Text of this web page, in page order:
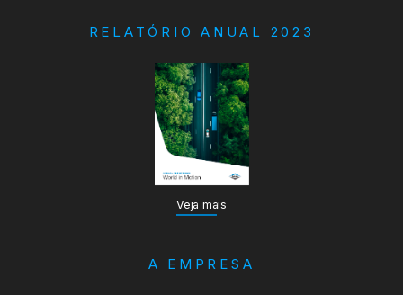
RELATÓRIO ANUAL 2023
Veja mais
A EMPRESA